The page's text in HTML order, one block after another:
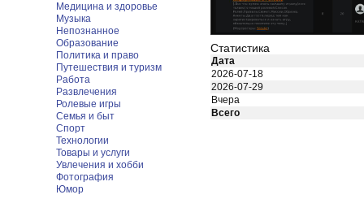
Медицина и здоровье
Музыка
Непознанное
Образование
Политика и право
Путешествия и туризм
Работа
Развлечения
Ролевые игры
Семья и быт
Спорт
Технологии
Товары и услуги
Увлечения и хобби
Фотография
Юмор
Статистика
Дата
2026-07-18
2026-07-29
Вчера
Всего